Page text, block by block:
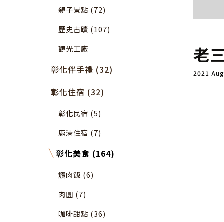
親子景點 (72)
歷史古蹟 (107)
觀光工廠
彰化伴手禮 (32)
彰化住宿 (32)
彰化民宿 (5)
鹿港住宿 (7)
彰化美食 (164)
爌肉飯 (6)
肉圓 (7)
咖啡甜點 (36)
老
2021